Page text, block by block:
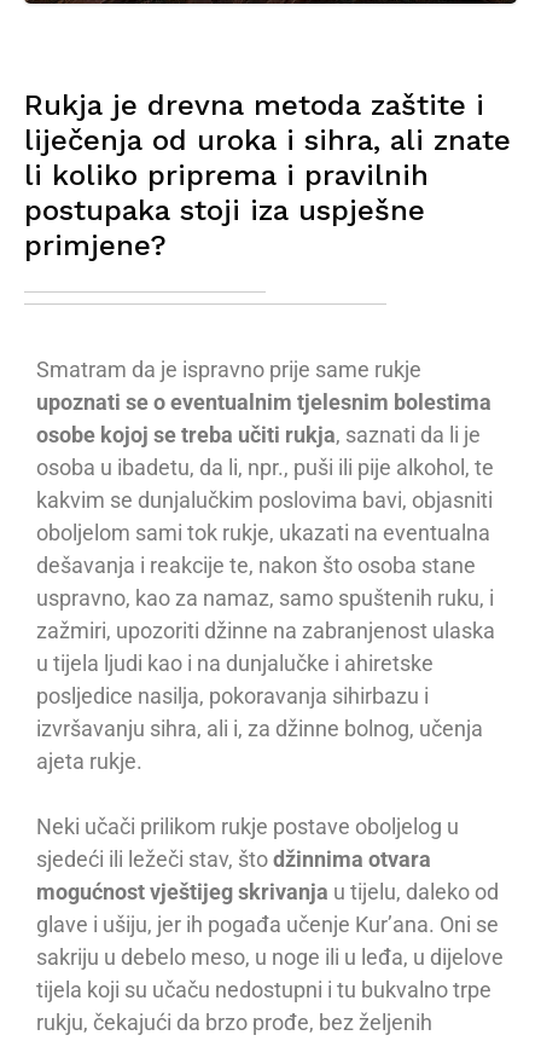
Rukja je drevna metoda zaštite i
liječenja od uroka i sihra, ali znate
li koliko priprema i pravilnih
postupaka stoji iza uspješne
primjene?
Smatram da je ispravno prije same rukje
upoznati se o eventualnim tjelesnim bolestima
osobe kojoj se treba učiti rukja, saznati da li je
osoba u ibadetu, da li, npr., puši ili pije alkohol, te
kakvim se dunjalučkim poslovima bavi, objasniti
oboljelom sami tok rukje, ukazati na eventualna
dešavanja i reakcije te, nakon što osoba stane
uspravno, kao za namaz, samo spuštenih ruku, i
zažmiri, upozoriti džinne na zabranjenost ulaska
u tijela ljudi kao i na dunjalučke i ahiretske
posljedice nasilja, pokoravanja sihirbazu i
izvršavanju sihra, ali i, za džinne bolnog, učenja
ajeta rukje.
Neki učači prilikom rukje postave oboljelog u
sjedeći ili ležeči stav, štodžinnima otvara
mogućnost vještijeg skrivanja u tijelu, daleko od
glave i ušiju, jer ih pogađa učenje Kur’ana. Oni se
sakriju u debelo meso, u noge ili u leđa, u dijelove
tijela koji su učaču nedostupni i tu bukvalno trpe
rukju, čekajući da brzo prođe, bez željenih